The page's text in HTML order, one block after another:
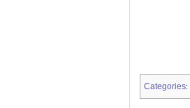
Categories: